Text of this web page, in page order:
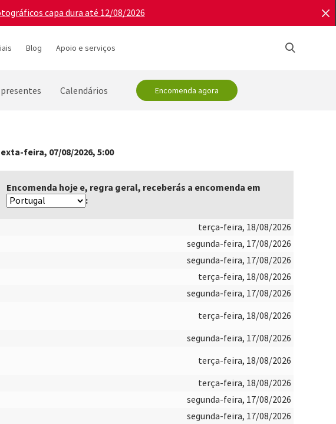
capa dura até 12/08/2026
Blog Apoio e serviços
Calendários Encomenda agora
feira, 07/08/2026, 5:00
Encomenda hoje e, regra geral, receberás a encomenda em
:
terça-feira, 18/08/2026
segunda-feira, 17/08/2026
segunda-feira, 17/08/2026
terça-feira, 18/08/2026
segunda-feira, 17/08/2026
terça-feira, 18/08/2026
segunda-feira, 17/08/2026
terça-feira, 18/08/2026
terça-feira, 18/08/2026
segunda-feira, 17/08/2026
segunda-feira, 17/08/2026